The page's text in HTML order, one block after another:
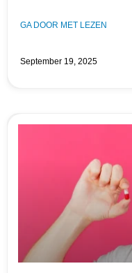
GA DOOR MET LEZEN
September 19, 2025